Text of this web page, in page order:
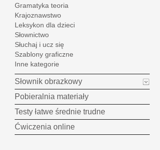
Gramatyka teoria
Krajoznawstwo
Leksykon dla dzieci
Słownictwo
Słuchaj i ucz się
Szablony graficzne
Inne kategorie
Słownik obrazkowy
Pobieralnia materiały
Testy łatwe średnie trudne
Ćwiczenia online